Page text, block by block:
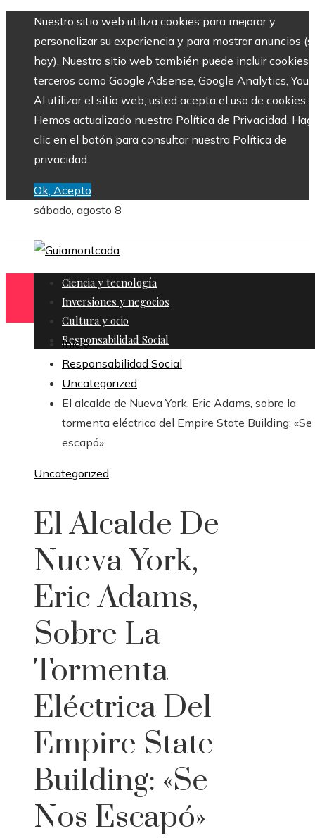
Nuestro sitio web utiliza cookies para mejorar y
personalizar su experiencia y para mostrar anuncios
hay). Nuestro sitio web también puede incluir cookies
terceros como Google Adsense, Google Analytics,
Al utilizar el sitio web, usted acepta el uso de cookies.
Hemos actualizado nuestra Política de Privacidad.
clic en el botón para consultar nuestra Política de
privacidad.
Ok, Acepto
sábado, agosto 8
Ciencia y tecnología
Inversiones y negocios
Cultura y ocio
Responsabilidad Social
Inicio
Responsabilidad Social
Uncategorized
El alcalde de Nueva York, Eric Adams, sobre la
tormenta eléctrica del Empire State Building: «Se
escapó»
Uncategorized
El Alcalde De
Nueva York,
Eric Adams,
Sobre La
Tormenta
Eléctrica Del
Empire State
Building: «Se
Nos Escapó»